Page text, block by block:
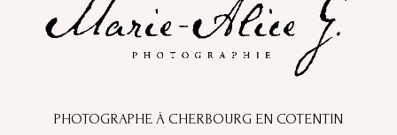
PHOTOGRAPHE À CHERBOURG EN COTENTIN